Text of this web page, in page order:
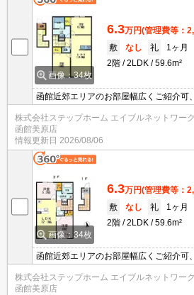
画像：34枚
6.3万円(管理費等：
敷
なし 礼
1ヶ月
2階
2LDK 59.6m²
函館近郊エリアのお部屋幅広くご紹介可
い。
株式会社ステップホーム エイブルネットワーク
函館美原店
情報更新日 2026/08/06
画像：34枚
6.3万円(管理費等：
敷
なし 礼
1ヶ月
2階
2LDK 59.6m²
函館近郊エリアのお部屋幅広くご紹介可
い。
株式会社ステップホーム エイブルネットワーク
函館美原店